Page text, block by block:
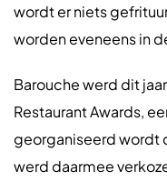
wordt er niets
worden eveneens in
Barouche werd dit
Restaurant Awards,
georganiseerd wordt
werd daarmee